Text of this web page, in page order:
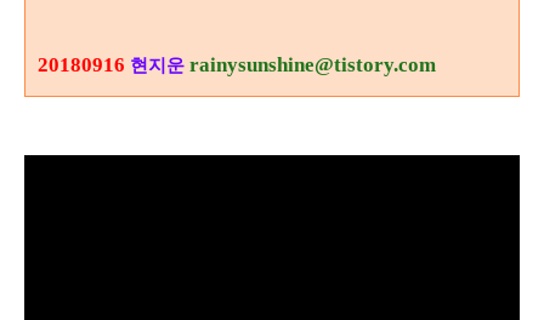
20180916 현지운 rainysunshine@tistory.com